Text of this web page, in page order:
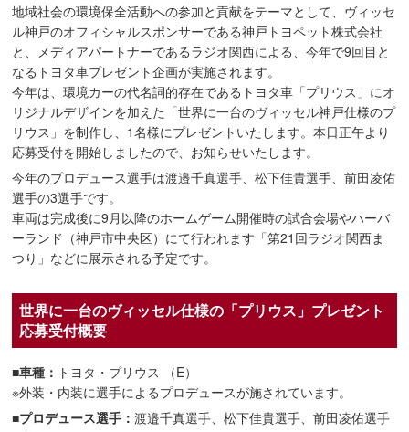
地域社会の環境保全活動への参加と貢献をテーマとして、ヴィッセ
ル神戸のオフィシャルスポンサーである神戸トヨペット株式会社
と、メディアパートナーであるラジオ関西による、今年で9回目と
なるトヨタ車プレゼント企画が実施されます。
今年は、環境カーの代名詞的存在であるトヨタ車「プリウス」にオ
リジナルデザインを加えた「世界に一台のヴィッセル神戸仕様のプ
リウス」を制作し、1名様にプレゼントいたします。本日正午より
応募受付を開始しましたので、お知らせいたします。
今年のプロデュース選手は渡邉千真選手、松下佳貴選手、前田凌佑
選手の3選手です。
車両は完成後に9月以降のホームゲーム開催時の試合会場やハーバ
ーランド（神戸市中央区）にて行われます「第21回ラジオ関西ま
つり」などに展示される予定です。
世界に一台のヴィッセル仕様の「プリウス」プレゼント
応募受付概要
■車種： トヨタ・プリウス （E）
※外装・内装に選手によるプロデュースが施されています。
■プロデュース選手：渡邉千真選手、松下佳貴選手、前田凌佑選手